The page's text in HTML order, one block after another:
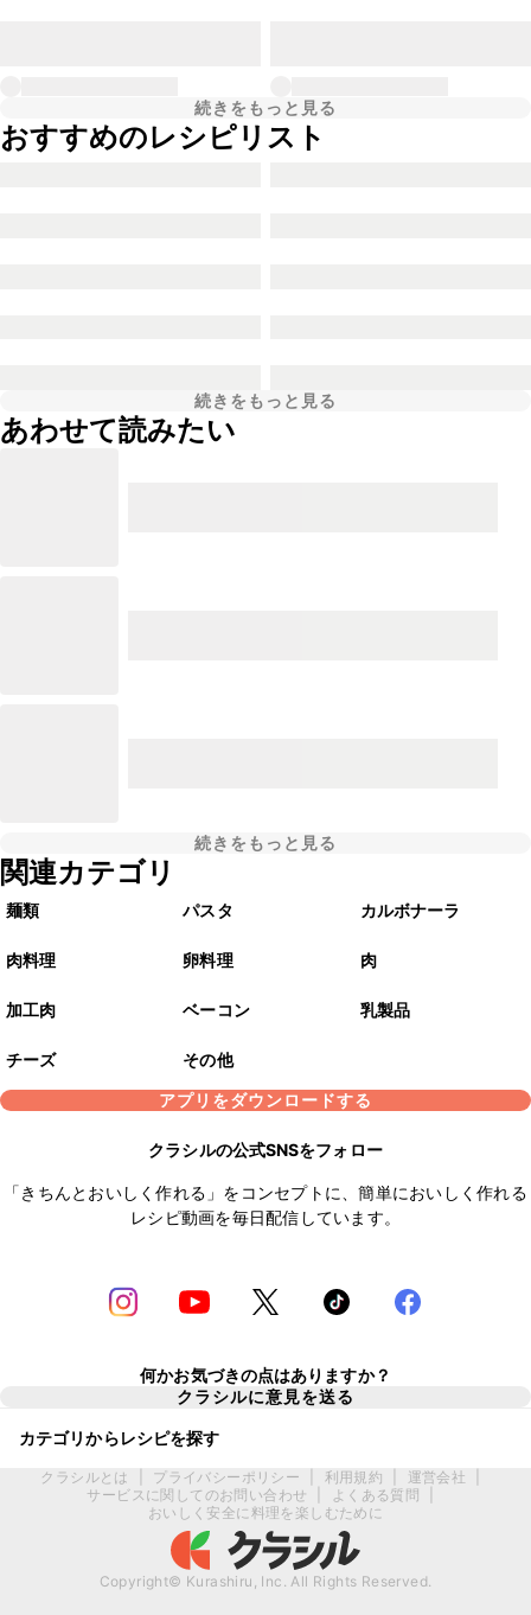
続きをもっと見る
おすすめのレシピリスト
続きをもっと見る
あわせて読みたい
続きをもっと見る
関連カテゴリ
麺類 パスタ カルボナーラ
肉料理 卵料理 肉
加工肉 ベーコン 乳製品
チーズ
その他
アプリをダウンロードする
クラシルの公式SNSをフォロー
「きちんとおいしく作れる」をコンセプトに、簡単においしく作れる
レシピ動画を毎日配信しています。
何かお気づきの点はありますか？
クラシルに意見を送る
カテゴリからレシピを探す
クラシルとは プライバシーポリシー 利用規約 運営会社
サービスに関してのお問い合わせ
よくある質問
おいしく安全に料理を楽しむために
Copyright© Kurashiru, Inc. All Rights Reserved.